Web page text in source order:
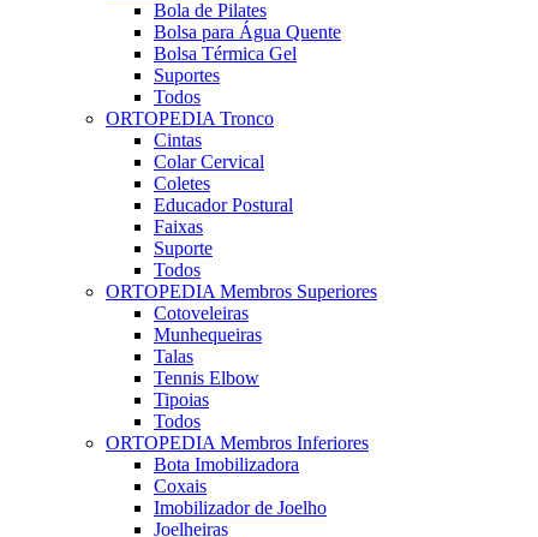
Bola de Pilates
Bolsa para Água Quente
Bolsa Térmica Gel
Suportes
Todos
ORTOPEDIA Tronco
Cintas
Colar Cervical
Coletes
Educador Postural
Faixas
Suporte
Todos
ORTOPEDIA Membros Superiores
Cotoveleiras
Munhequeiras
Talas
Tennis Elbow
Tipoias
Todos
ORTOPEDIA Membros Inferiores
Bota Imobilizadora
Coxais
Imobilizador de Joelho
Joelheiras